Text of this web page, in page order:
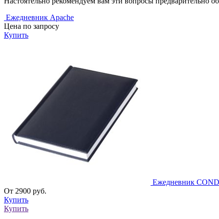
Ежедневник Apache
Цена по запросу
Купить
Ежедневник
От 2900 руб.
Купить
Купить